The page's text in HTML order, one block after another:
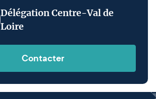
Délégation Centre-Val de
Loire
Contacter